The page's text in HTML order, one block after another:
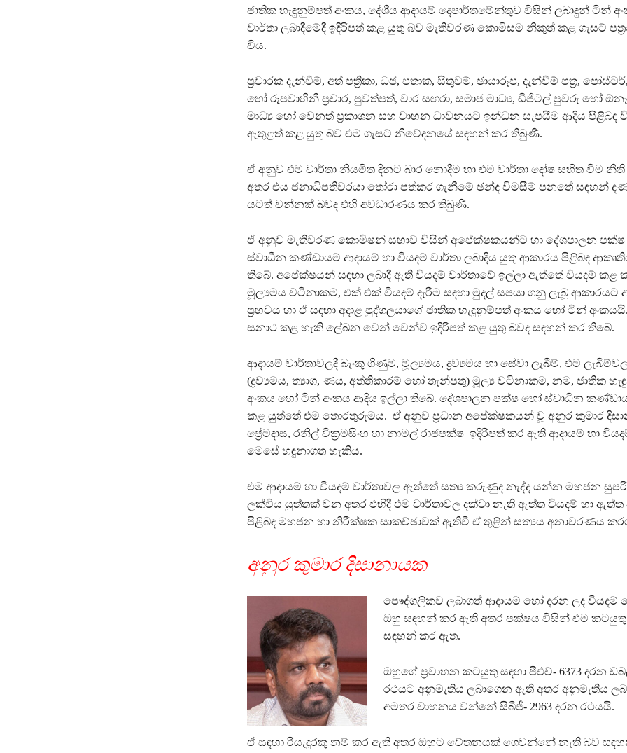
ජාතික හැඳුනුම්පත් අංකය, දේශීය ආදායම් දෙපාර්තමේන්තුව විසින් ලබාදුන් ටින්
වාර්තා ලබාදීමේදී ඉදිරිපත් කළ යුතු බව මැතිවරණ කොමිසම නිකුත් කළ ගැසට්
විය.
ප්‍රචාරක දැන්වීම්, අත් පත්‍රිකා, ධජ, පතාක, සිතුවම්, ඡායාරූප, දැන්වීම් පත්‍ර,
හෝ රූපවාහිනී ප්‍රචාර, පුවත්පත්, වාර සඟරා, සමාජ මාධ්‍ය, ඩිජිටල් පුවරු හෝ
මාධ්‍ය හෝ වෙනත් ප්‍රකාශන සහ වාහන ධාවනයට ඉන්ධන සැපයීම ආදිය පිළිබඳ
ඇතුළත් කළ යුතු බව එම ගැසට් නිවේදනයේ සඳහන් කර තිබුණි.
ඒ අනුව එම වාර්තා නියමිත දිනට බාර නොදීම හා එම වාර්තා දෝෂ සහිත වීම
අතර එය ජනාධිපතිවරයා තෝරා පත්කර ගැනීමේ ඡන්ද විමසීම් පනතේ සඳහන්
යටත් වන්නක් බවද එහි අවධාරණය කර තිබුණි.
ඒ අනුව මැතිවරණ කොමිෂන් සභාව විසින් අපේක්ෂකයන්ට හා දේශපාලන
ස්වාධීන කණ්ඩායම් ආදායම් හා වියදම් වාර්තා ලබාදිය යුතු ආකාරය පිළිබඳ
තිබේ. අපේක්ෂයන් සඳහා ලබාදී ඇති වියදම් වාර්තාවේ ඉල්ලා ඇත්තේ වියදම් කළ
මූල්‍යමය වටිනාකම, එක් එක් වියදම් දැරීම සඳහා මුදල් සපයා ගනු ලැබූ ආකාරයට
ප්‍රභවය හා ඒ සඳහා අදාළ පුද්ගලයාගේ ජාතික හැඳුනුම්පත් අංකය හෝ ටින්
සනාථ කළ හැකි ලේඛන වෙන් වෙන්ව ඉදිරිපත් කළ යුතු බවද සඳහන් කර තිබේ.
ආදායම් වාර්තාවලදී බැංකු ගිණුම, මූල්‍යමය, ද්‍රව්‍යමය හා සේවා ලැබීම්, එම
(ද්‍රව්‍යමය, ත්‍යාග, ණය, අත්තිකාරම් හෝ තැන්පතු) මූල්‍ය වටිනාකම, නම, ජාතික
අංකය හෝ ටින් අංකය ආදිය ඉල්ලා තිබේ. දේශපාලන පක්ෂ හෝ ස්වාධීන
කළ යුත්තේ එම තොරතුරුමය. ඒ අනුව ප්‍රධාන අපේක්ෂකයන් වූ අනුර කුමාර
ප්‍රේමදාස, රනිල් වික්‍රමසිංහ හා නාමල් රාජපක්ෂ ඉදිරිපත් කර ඇති ආදායම් හා
මෙසේ හඳුනාගත හැකිය.
එම ආදායම් හා වියදම් වාර්තාවල ඇත්තේ සත්‍ය කරුණුද නැද්ද යන්න මහජන
ලක්විය යුත්තක් වන අතර එහිදී එම වාර්තාවල දක්වා නැති ඇත්ත වියදම් හා ඇත්ත
පිළිබඳ මහජන හා නිරීක්ෂක සාකච්ඡාවක් ඇතිවී ඒ තුළින් සත්‍යය අනාවරණය
අනුර කුමාර දිසානායක
පෞද්ගලිකව ලබාගත් ආදායම් හෝ දරන ලද වියදම්
ඔහු සඳහන් කර ඇති අතර පක්ෂය විසින් එම කටයුතු
සඳහන් කර ඇත.
ඔහුගේ ප්‍රවාහන කටයුතු සඳහා පීඑච්- 6373 දරන
රථයට අනුමැතිය ලබාගෙන ඇති අතර අනුමැතිය
අමතර වාහනය වන්නේ සිබීජී- 2963 දරන රථයයි.
ඒ සඳහා රියැදුරකු නම් කර ඇති අතර ඔහුට වේතනයක් ගෙවන්නේ නැති බව